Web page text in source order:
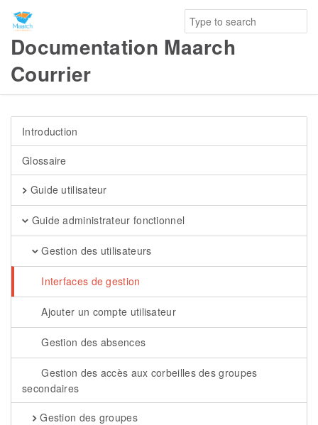
Documentation Maarch
Courrier
Introduction
Glossaire
Guide utilisateur
Guide administrateur fonctionnel
Gestion des utilisateurs
Interfaces de gestion
Ajouter un compte utilisateur
Gestion des absences
Gestion des accès aux corbeilles des groupes
secondaires
Gestion des groupes